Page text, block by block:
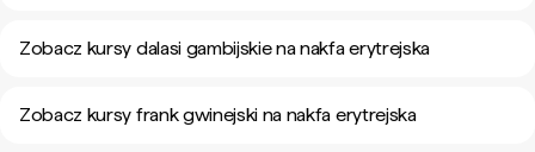
Zobacz kursy dalasi gambijskie na nakfa erytrejska
Zobacz kursy frank gwinejski na nakfa erytrejska